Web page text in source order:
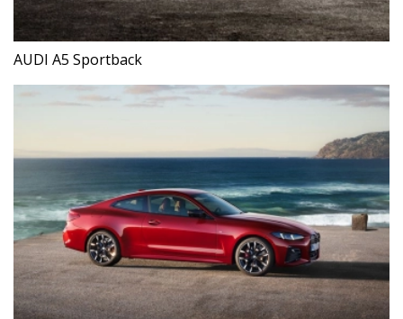
AUDI A5 Sportback